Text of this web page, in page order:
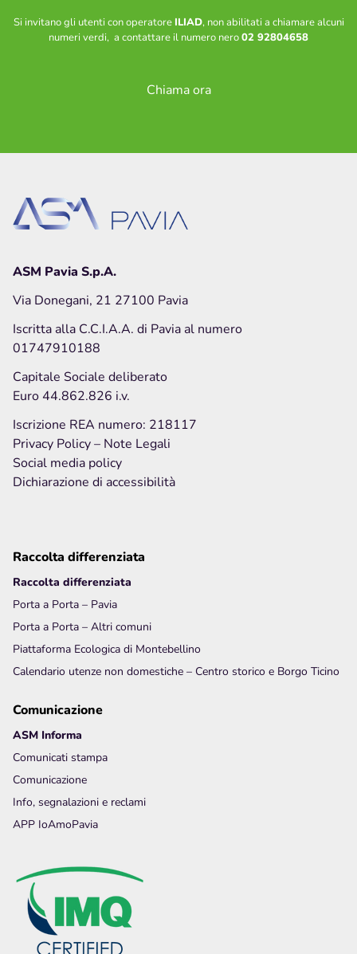
Decoro urbano
Spazzamento strade – Comune di Pavia
Gestione verde
Contatti
Note legali
Social media policy
unreclamo?
Inviaci una richiesta
Si invitano gli utenti con operatore ILIAD, non abilitati a chiamare alcuni
numeri verdi, a contattare il numero nero02 92804658
Chiama ora
ASM Pavia S.p.A.
Via Donegani, 21 27100 Pavia
Iscritta alla C.C.I.A.A. di Pavia al numero
01747910188
Capitale Sociale deliberato
Euro 44.862.826 i.v.
Iscrizione REA numero: 218117
Privacy Policy– Note Legali
Social media policy
Dichiarazione di accessibilità
Raccolta differenziata
Raccolta differenziata
Porta a Porta – Pavia
Porta a Porta – Altri comuni
Piattaforma Ecologica di Montebellino
Calendario utenze non domestiche – Centro storico e Borgo Ticino
Comunicazione
ASM Informa
Comunicati stampa
Comunicazione
Info, segnalazioni e reclami
APP IoAmoPavia